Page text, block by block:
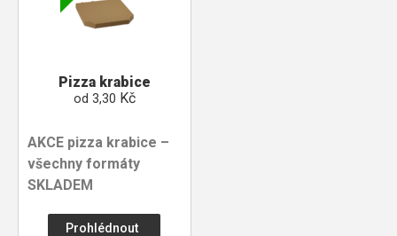
Pizza krabice
od 3,30 Kč
AKCE pizza krabice –
všechny formáty
SKLADEM
Prohlédnout